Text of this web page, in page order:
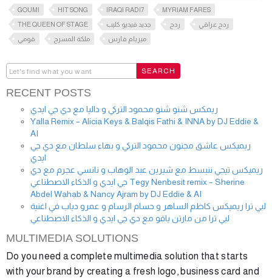
GOUMI HIT SONG IRAQI RADI7
MYRIAM FARES
THE QUEEN OF STAGE
جديد فيديو كليب ردح
ردح عراقي
قومي
ملكة المسرح ميريام فارس
RECENT POSTS
ريمكس شنو شنو محمود التركي و داليا مع دي جي ايدي
Yalla Remix – Alicia Keys & Balqis Fathi & INNA by DJ Eddie &
AI
ريميكس عاشق مجنون محمود التركي و بهاء سلطان مع دي جي
ايدي
ريميكس تيجي ننبسط مع شيرين عبد الوهاب و نانسي عجرم مع دي
جي ايدي و الذكاء الاصطناعي Tegy Nenbesit remix – Sherine
Abdel Wahab & Nancy Ajram by DJ Eddie & AI
لبي ترا ريميكس كاظم الساهر و حسام الرسام و عمرو دياب في اغنية
لبي ترا من مارتن ياقو مع دي جي ايدي و الذكاء الاصطناعي
MULTIMEDIA SOLUTIONS
Do you need a complete multimedia solution that starts
with your brand by creating a fresh logo, business card and